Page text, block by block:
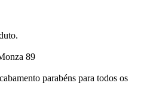
89
parabéns para todos os